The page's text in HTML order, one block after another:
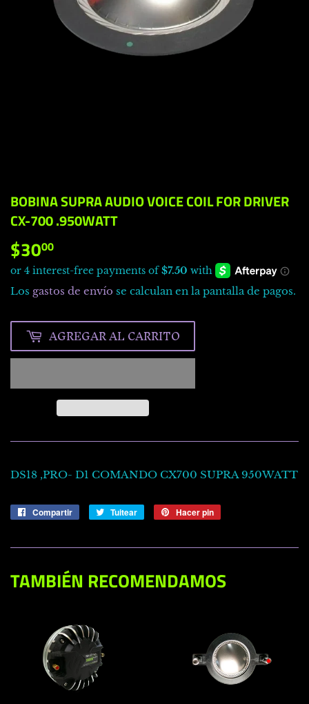
BOBINA SUPRA AUDIO VOICE COIL FOR DRIVER
CX-700 .950WATT
$3000
Los gastos de envío se calculan en la pantalla de pagos.
AGREGAR AL CARRITO
DS18 ,PRO- D1 COMANDO CX700 SUPRA 950WATT
Compartir
CompartirTuitear
Tuitear Hacer pin
TAMBIÉN RECOMENDAMOS